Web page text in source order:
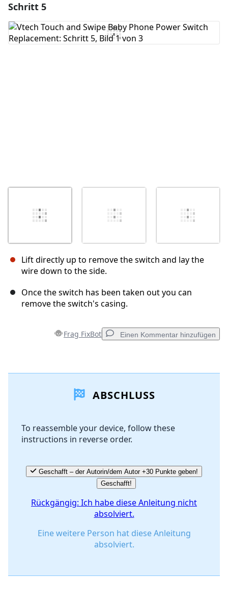
Kommentar hinzufügen
Schritt 5
Lift directly up to remove the switch and lay the
wire down to the side.
Once the switch has been taken out you can
remove the switch's casing.
Frag FixBot Einen Kommentar hinzufügen
Kommentar hinzufügen
Abbrechen
ABSCHLUSS
To reassemble your device, follow these
instructions in reverse order.
Geschafft – der Autorin/dem Autor +30 Punkte geben!
Geschafft!
Rückgängig: Ich habe diese Anleitung nicht
absolviert.
Eine weitere Person hat diese Anleitung
absolviert.